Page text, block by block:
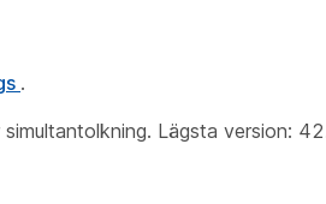
.
Lägsta version: